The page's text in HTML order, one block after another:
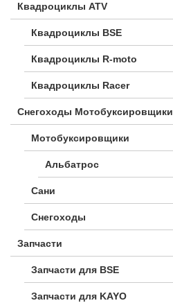
Квадроциклы ATV
Квадроциклы BSE
Квадроциклы R-moto
Квадроциклы Racer
Снегоходы Мотобуксировщики
Мотобуксировщики
Альбатрос
Сани
Снегоходы
Запчасти
Запчасти для BSE
Запчасти для KAYO